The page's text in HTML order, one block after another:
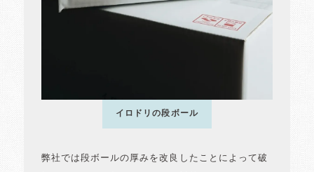
イロドリの段ボール
弊社では段ボールの厚みを改良したことによって破